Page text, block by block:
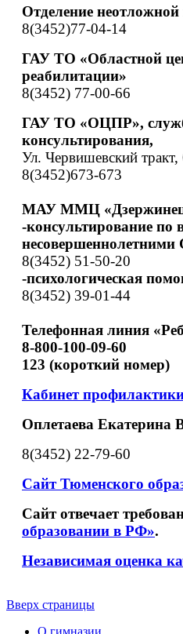
Отделение
8(3452)77-04-14
ГАУ ТО «Областной
реабилитации»
8(3452) 77-00-66
ГАУ ТО «ОЦПР»,
консультирования,
Ул. Червишевский тракт,
8(3452)673-673
МАУ ММЦ
-консультирование по
8(3452) 51-50-20
-психологическая
8(3452) 39-01-44
Телефонная линия
8-800-100-09-60
123 (короткий номер)
Кабинет
Оплетаева Екатерина
8(3452) 22-79-60
Сайт Тюменского
Сайт отвечает
образовании в РФ».
Независимая оценка
Вверх страницы
О гимназии